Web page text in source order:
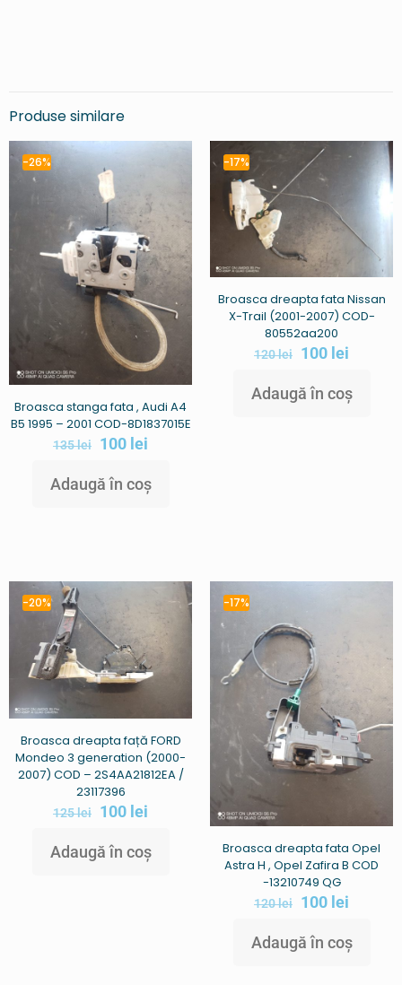
Produse similare
-26%
Broasca stanga fata , Audi A4
B5 1995 – 2001 COD-8D1837015E
135lei 100 lei
Adaugă în coș
-17%
Broasca dreapta fata Nissan
X-Trail (2001-2007) COD-
80552aa200
120lei 100 lei
Adaugă în coș
-20%
Broasca dreapta față FORD
Mondeo 3 generation (2000-
2007) COD – 2S4AA21812EA /
23117396
125lei 100 lei
Adaugă în coș
-17%
Broasca dreapta fata Opel
Astra H , Opel Zafira B COD
-13210749 QG
120lei 100 lei
Adaugă în coș